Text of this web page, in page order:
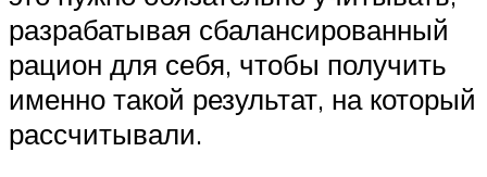
разрабатывая сбалансированный
рацион для себя, чтобы получить
именно такой результат, на который
рассчитывали.